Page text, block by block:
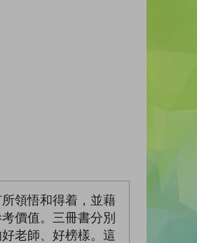
領悟和得着，並藉
價值。三冊書分別
老師、好榜樣。這